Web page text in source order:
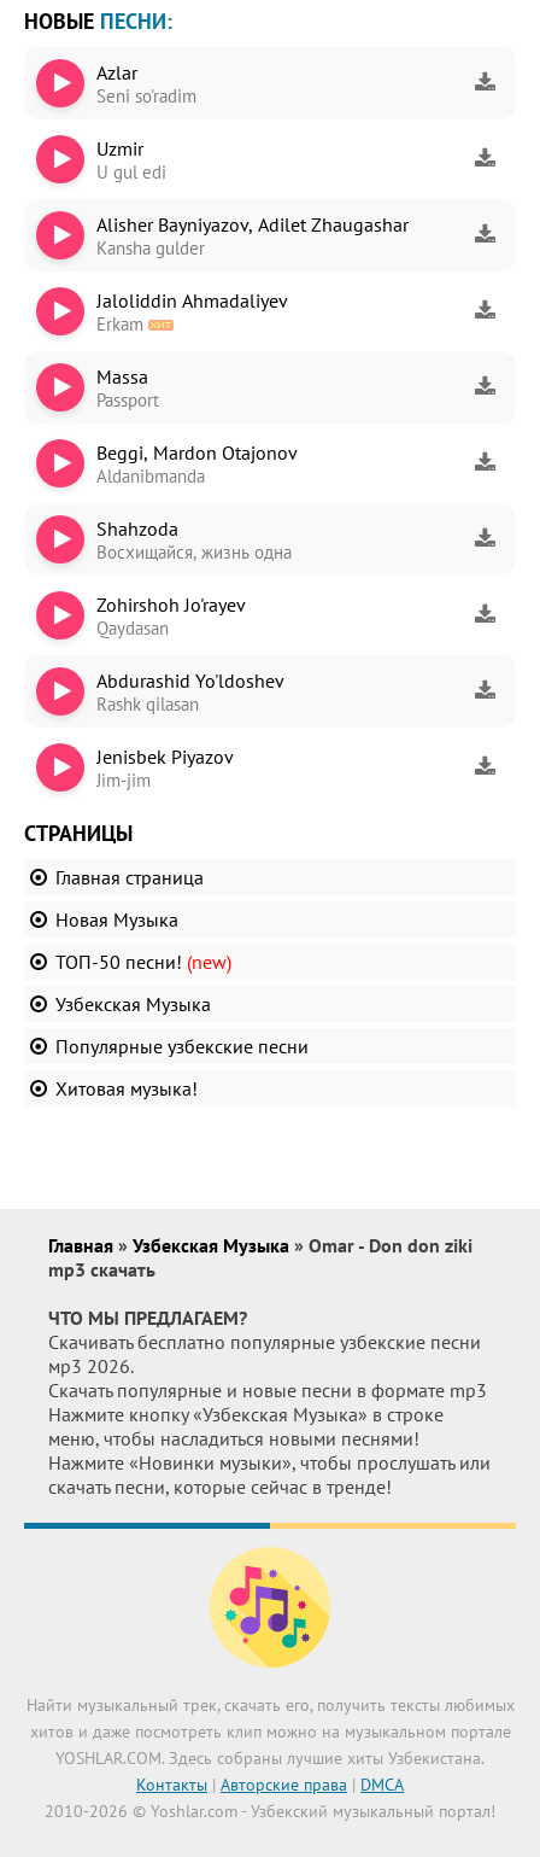
НОВЫЕ ПЕСНИ:
Azlar
Seni so'radim
Uzmir
U gul edi
Alisher Bayniyazov, Adilet Zhaugashar
Kansha gulder
Jaloliddin Ahmadaliyev
Erkam
Massa
Passport
Beggi, Mardon Otajonov
Aldanibmanda
Shahzoda
Восхищайся, жизнь одна
Zohirshoh Jo'rayev
Qaydasan
Abdurashid Yo'ldoshev
Rashk qilasan
Jenisbek Piyazov
Jim-jim
СТРАНИЦЫ
Главная страница
Новая Музыка
ТОП-50 песни! (new)
Узбекская Музыка
Популярные узбекские песни
Хитовая музыка!
Главная » Узбекская Музыка » Omar - Don don ziki
mp3 скачать
ЧТО МЫ ПРЕДЛАГАЕМ?
Скачивать бесплатно популярные узбекские песни
мр3 2026.
Скачать популярные и новые песни в формате mp3
Нажмите кнопку «Узбекская Музыка» в строке
меню, чтобы насладиться новыми песнями!
Нажмите «Новинки музыки», чтобы прослушать или
скачать песни, которые сейчас в тренде!
Найти музыкальный трек, скачать его, получить тексты любимых
хитов и даже посмотреть клип можно на музыкальном портале
YOSHLAR.COM. Здесь собраны лучшие хиты Узбекистана.
Контакты | Авторские права | DMCA
2010-2026 © Yoshlar.com - Узбекский музыкальный портал!